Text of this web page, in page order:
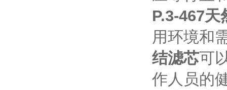
P.3-467
用环境和
结滤芯可
作人员的